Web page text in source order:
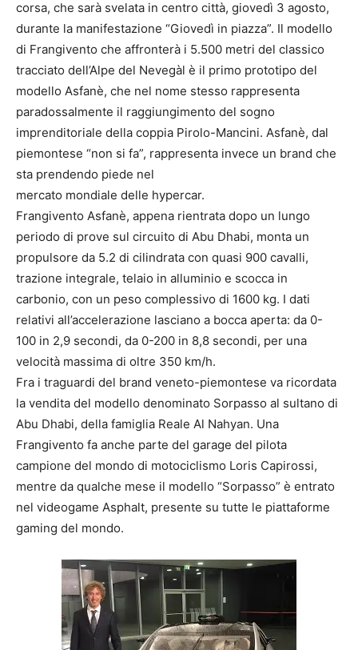
corsa, che sarà svelata in centro città, giovedì 3 agosto,
durante la manifestazione “Giovedì in piazza”. Il modello
di Frangivento che affronterà i 5.500 metri del classico
tracciato dell’Alpe del Nevegàl è il primo prototipo del
modello Asfanè, che nel nome stesso rappresenta
paradossalmente il raggiungimento del sogno
imprenditoriale della coppia Pirolo-Mancini. Asfanè, dal
piemontese “non si fa”, rappresenta invece un brand che
sta prendendo piede nel
mercato mondiale delle hypercar.
Frangivento Asfanè, appena rientrata dopo un lungo
periodo di prove sul circuito di Abu Dhabi, monta un
propulsore da 5.2 di cilindrata con quasi 900 cavalli,
trazione integrale, telaio in alluminio e scocca in
carbonio, con un peso complessivo di 1600 kg. I dati
relativi all’accelerazione lasciano a bocca aperta: da 0-
100 in 2,9 secondi, da 0-200 in 8,8 secondi, per una
velocità massima di oltre 350 km/h.
Fra i traguardi del brand veneto-piemontese va ricordata
la vendita del modello denominato Sorpasso al sultano di
Abu Dhabi, della famiglia Reale Al Nahyan. Una
Frangivento fa anche parte del garage del pilota
campione del mondo di motociclismo Loris Capirossi,
mentre da qualche mese il modello “Sorpasso” è entrato
nel videogame Asphalt, presente su tutte le piattaforme
gaming del mondo.